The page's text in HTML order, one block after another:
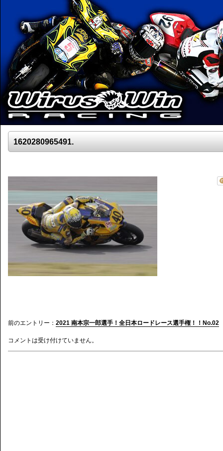
1620280965491.
前のエントリー： 2021 南本宗一郎選手！全日本ロードレース選手権！！No.02
コメントは受け付けていません。